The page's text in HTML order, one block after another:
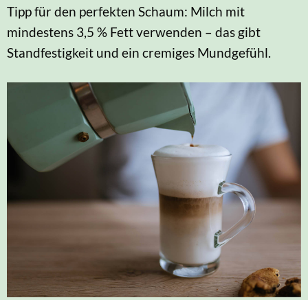
Tipp für den perfekten Schaum: Milch mit
mindestens 3,5 % Fett verwenden – das gibt
Standfestigkeit und ein cremiges Mundgefühl.